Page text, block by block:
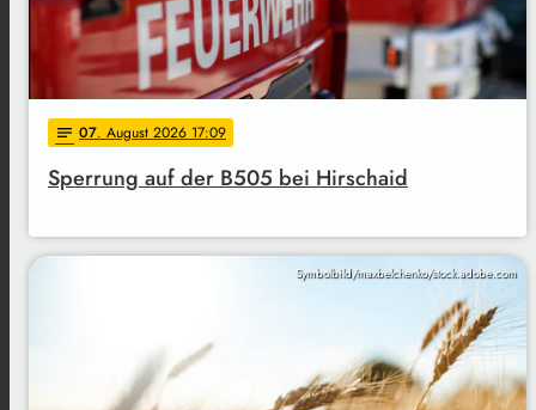
notes 07. August 2026 17:09
Sperrung auf der B505 bei Hirschaid
Symbolbild/maxbelchenko/stock.adobe.com